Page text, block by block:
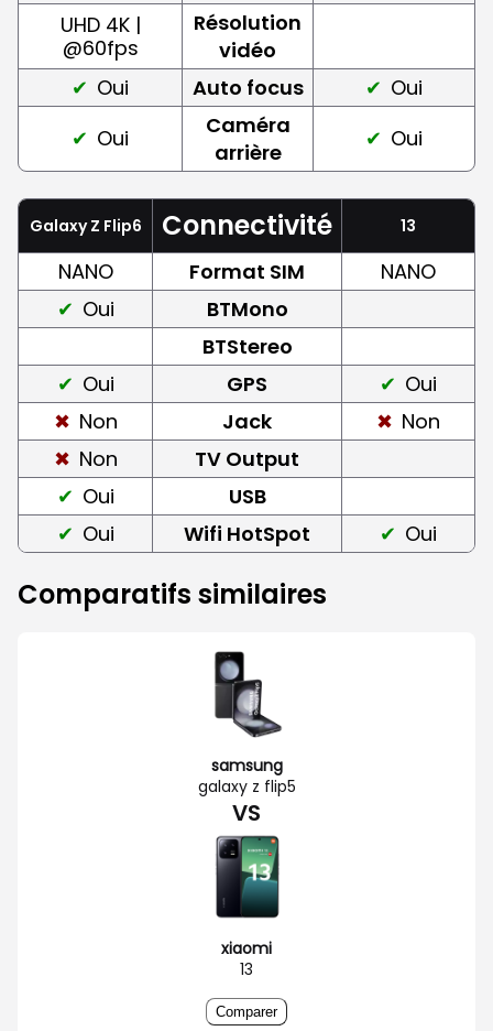
UHD 4K |
@60fps
Résolution
vidéo
Oui
Auto focus
Oui
Oui
Caméra
arrière
Oui
Galaxy Z Flip6 Connectivité 13
NANO Format SIM
NANO
Oui
BTMono
BTStereo
Oui
GPS
Oui
Non
Jack
Non
Non
TV Output
Oui
USB
Oui
Wifi HotSpot Oui
Comparatifs similaires
samsung
galaxy z flip5
VS
xiaomi
13
Comparer